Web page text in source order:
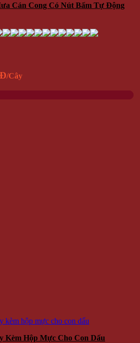
Cán Cong Có Nút Bấm Tự Động
/Cây
Kèm Hộp Mực Cho Con Dấu